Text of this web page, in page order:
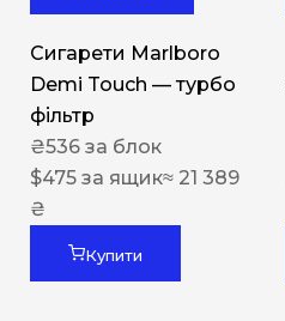
Сигарети Marlboro
Demi Touch — турбо
фільтр
₴536 за блок
$475 за ящик≈ 21 389
₴
Купити